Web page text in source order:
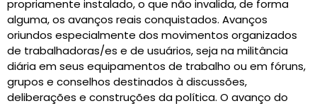
propriamente instalado, o que não invalida, de forma
alguma, os avanços reais conquistados. Avanços
oriundos especialmente dos movimentos organizados
de trabalhadoras/es e de usuários, seja na militância
diária em seus equipamentos de trabalho ou em fóruns,
grupos e conselhos destinados à discussões,
deliberações e construções da política. O avanço do